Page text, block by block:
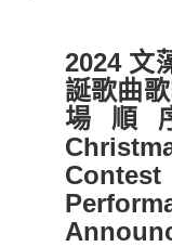
2024 文
誕歌曲
場順